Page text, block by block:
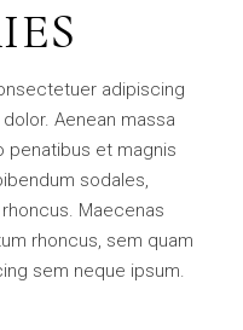
adipiscing
Aenean massa
penatibus et magnis
sodales,
Maecenas
rhoncus, sem quam
sem neque ipsum.